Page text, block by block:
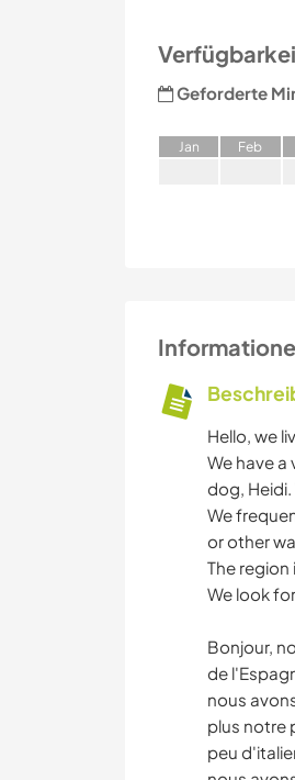
Geforderte
Jan Feb
Hello, we
We have a
dog, Heidi.
We
or other
The
We look
Bonjour,
de
nous
plus notre
peu